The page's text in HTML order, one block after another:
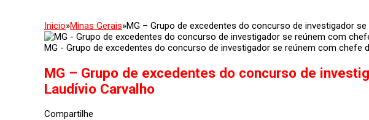
Inicio»Minas Gerais»MG – Grupo de excedentes do concurso de investigador
MG - Grupo de excedentes do concurso de investigador se reúnem com chefe
MG – Grupo de excedentes do concurso de
Laudívio Carvalho
Compartilhe